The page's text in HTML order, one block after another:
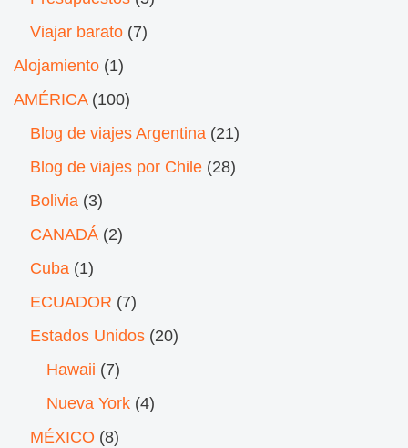
Viajar barato (7)
Alojamiento (1)
AMÉRICA(100)
Blog de viajes Argentina (21)
Blog de viajes por Chile (28)
Bolivia (3)
CANADÁ (2)
Cuba (1)
ECUADOR (7)
Estados Unidos (20)
Hawaii (7)
Nueva York (4)
MÉXICO (8)